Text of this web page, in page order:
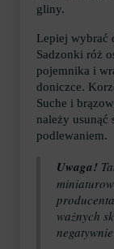
gliny.
Lepiej wybrać
Sadzonki róż
pojemnika i
doniczce.
Suche i
należy usunąć
podlewaniem.
Uwaga!
ważnych